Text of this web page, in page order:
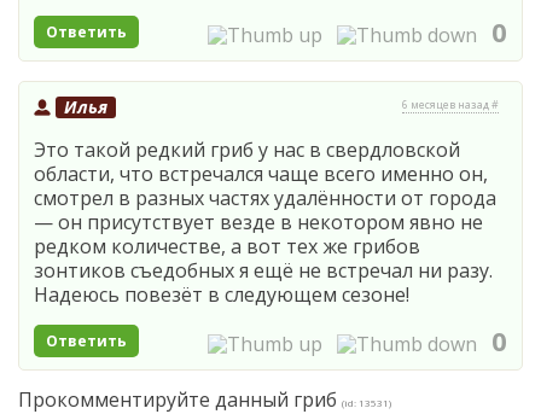
Ответить 0
Илья 6 месяцев назад #
Это такой редкий гриб у нас в свердловской
области, что встречался чаще всего именно он,
смотрел в разных частях удалённости от города
— он присутствует везде в некотором явно не
редком количестве, а вот тех же грибов
зонтиков съедобных я ещё не встречал ни разу.
Надеюсь повезёт в следующем сезоне!
Ответить 0
Прокомментируйте данный гриб (id: 13531)